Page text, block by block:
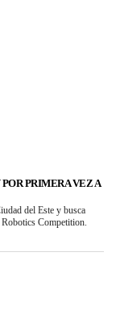
PRIMERA VEZ A
del Este y busca
Competition.